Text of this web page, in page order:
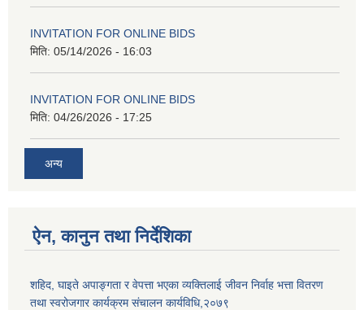
INVITATION FOR ONLINE BIDS
मिति: 05/14/2026 - 16:03
INVITATION FOR ONLINE BIDS
मिति: 04/26/2026 - 17:25
अन्य
ऐन, कानुन तथा निर्देशिका
शहिद, घाइते अपाङ्गता र वेपत्ता भएका व्यक्तिलाई जीवन निर्वाह भत्ता वितरण
तथा स्वरोजगार कार्यक्रम संचालन कार्यविधि,२०७९